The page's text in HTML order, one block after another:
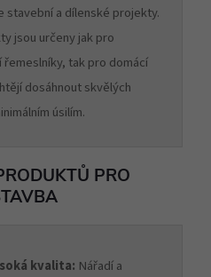
stavební a dílenské projekty.
jsou určeny jak pro
tak pro domácí
dosáhnout skvělých
úsilím.
PRO
kvalita: Nářadí a